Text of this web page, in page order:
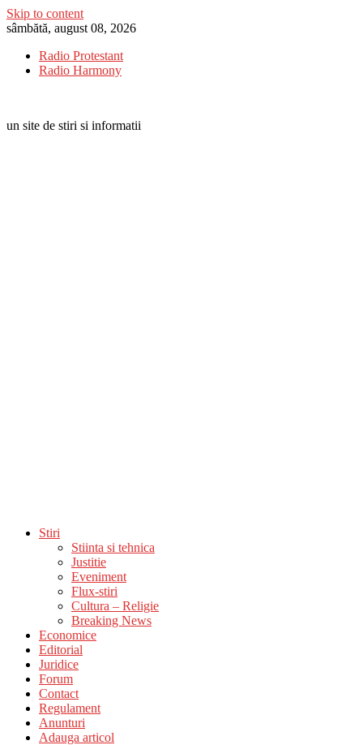
Skip to content
sâmbătă, august 08, 2026
Radio Protestant
Radio Harmony
un site de stiri si informatii
Stiri
Stiinta si tehnica
Justitie
Eveniment
Flux-stiri
Cultura – Religie
Breaking News
Economice
Editorial
Juridice
Forum
Contact
Regulament
Anunturi
Adauga articol